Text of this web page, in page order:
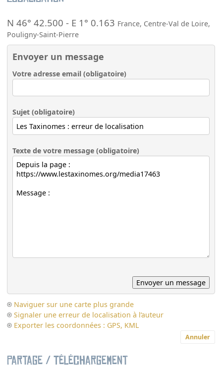
N 46° 42.500 - E 1° 0.163 France, Centre-Val de Loire,
Pouligny-Saint-Pierre
Envoyer un message
Votre adresse email (obligatoire)
Sujet (obligatoire)
Texte de votre message (obligatoire)
Naviguer sur une carte plus grande
Signaler une erreur de localisation à l’auteur
Exporter les coordonnées : GPS, KML
Annuler
Partage / Téléchargement